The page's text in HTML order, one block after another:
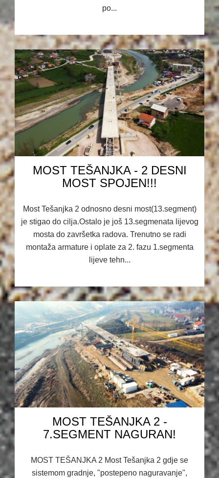
po...
MOST TEŠANJKA - 2 DESNI
MOST SPOJEN!!!
Most Tešanjka 2 odnosno desni most(13.segment)
je stigao do cilja.Ostalo je još 13.segmenata lijevog
mosta do završetka radova. Trenutno se radi
montaža armature i oplate za 2. fazu 1.segmenta
lijeve tehn...
MOST TEŠANJKA 2 -
7.SEGMENT NAGURAN!
MOST TEŠANJKA 2 Most Tešanjka 2 gdje se
sistemom gradnje, "postepeno naguravanje",